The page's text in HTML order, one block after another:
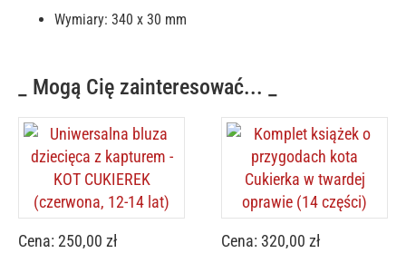
Wymiary: 340 x 30 mm
_ Mogą Cię zainteresować... _
Cena: 250,00 zł Cena: 320,00 zł